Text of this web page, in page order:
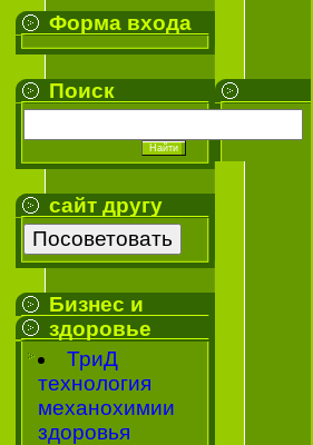
Форма входа
Поиск
сайт другу
Бизнес и
здоровье
ТриД
технология
механохимии
здоровья